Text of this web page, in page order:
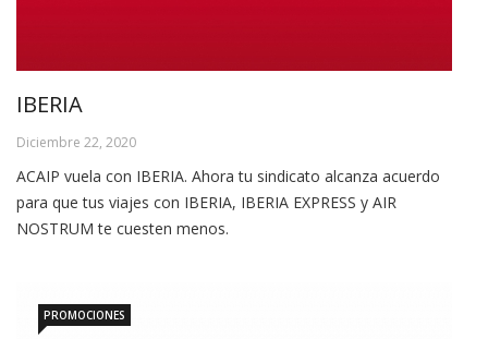
IBERIA
Diciembre 22, 2020
ACAIP vuela con IBERIA. Ahora tu sindicato alcanza acuerdo
para que tus viajes con IBERIA, IBERIA EXPRESS y AIR
NOSTRUM te cuesten menos.
PROMOCIONES